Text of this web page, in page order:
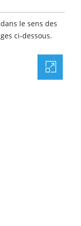
le sens des
ci-dessous.